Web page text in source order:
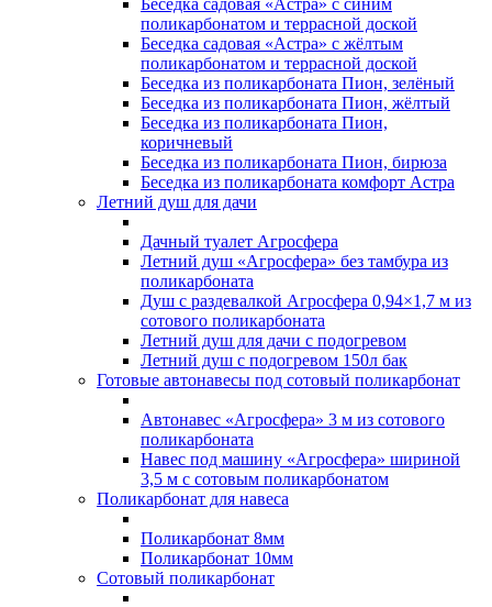
Беседка садовая «Астра» с синим
поликарбонатом и террасной доской
Беседка садовая «Астра» с жёлтым
поликарбонатом и террасной доской
Беседка из поликарбоната Пион, зелёный
Беседка из поликарбоната Пион, жёлтый
Беседка из поликарбоната Пион,
коричневый
Беседка из поликарбоната Пион, бирюза
Беседка из поликарбоната комфорт Астра
Летний душ для дачи
Дачный туалет Агросфера
Летний душ «Агросфера» без тамбура из
поликарбоната
Душ с раздевалкой Агросфера 0,94×1,7 м из
сотового поликарбоната
Летний душ для дачи с подогревом
Летний душ с подогревом 150л бак
Готовые автонавесы под сотовый поликарбонат
Автонавес «Агросфера» 3 м из сотового
поликарбоната
Навес под машину «Агросфера» шириной
3,5 м с сотовым поликарбонатом
Поликарбонат для навеса
Поликарбонат 8мм
Поликарбонат 10мм
Сотовый поликарбонат